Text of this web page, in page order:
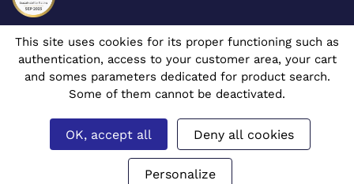
Suivez-nous sur les réseaux sociaux
Site dédié aux professionnels
© 1980 - 2026 CGR - Tous droits réservés
Prix affichés en euros et hors TVA.
This site uses cookies for its proper functioning such as
authentication, access to your customer area, your cart
and somes parameters dedicated for product search.
Some of them cannot be deactivated.
OK, accept all Deny all cookies
Personalize